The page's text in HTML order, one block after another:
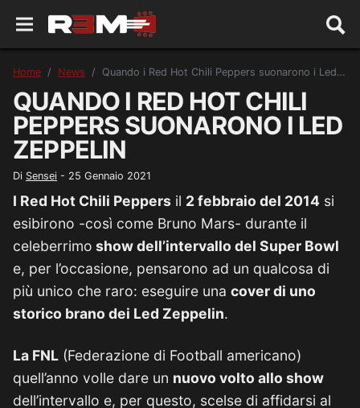
Home News Quando i Red Hot Chili Peppers suonarono i Led Zeppelin
QUANDO I RED HOT CHILI
PEPPERS SUONARONO I LED
ZEPPELIN
Di Sensei - 25 Gennaio 2021
I Red Hot Chili Peppers il 2 febbraio del 2014 si
esibirono -così come Bruno Mars- durante il
celeberrimo show dell’intervallo del Super Bowl
e, per l’occasione, pensarono ad un qualcosa di
più unico che raro: eseguire una cover di uno
storico brano dei Led Zeppelin.
La FNL (Federazione di Football americano)
quell’anno volle dare un nuovo volto allo show
dell’intervallo e, per questo, scelse di affidarsi al